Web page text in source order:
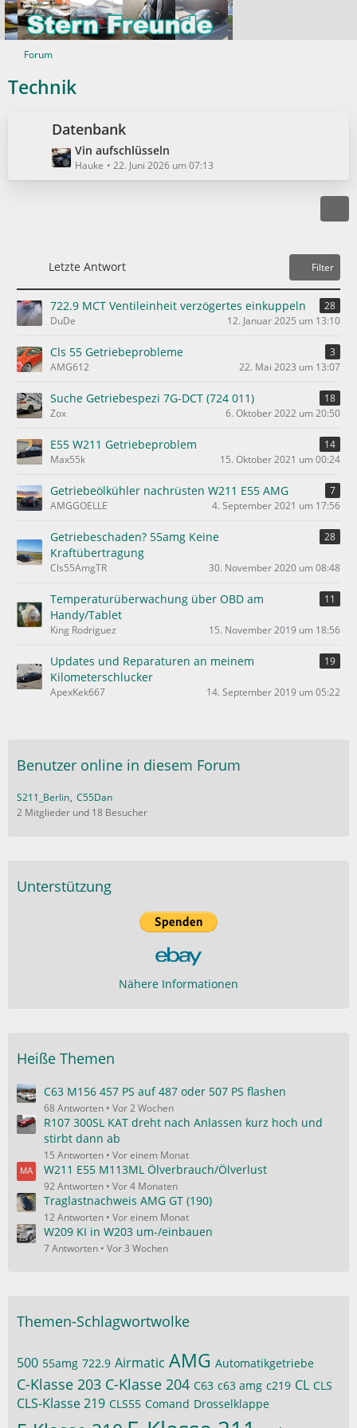
Forum
Technik
Datenbank
L
e
t
e
t
r
ä
e
Vin aufschlüsseln
Hauke 22. Juni 2026 um 07:13
Letzte Antwort Filter
722.9 MCT Ventileinheit verzögertes einkuppeln
28
DuDe
12. Januar 2025 um 13:10
Cls 55 Getriebeprobleme
3
AMG612
22. Mai 2023 um 13:07
Suche Getriebespezi 7G-DCT (724 011)
18
Zox
6. Oktober 2022 um 20:50
E55 W211 Getriebeproblem
14
Max55k
15. Oktober 2021 um 00:24
Getriebeölkühler nachrüsten W211 E55 AMG
7
AMGGOELLE
4. September 2021 um 17:56
Getriebeschaden? 55amg Keine
Kraftübertragung
28
Cls55AmgTR 30. November 2020 um 08:48
Temperaturüberwachung über OBD am
Handy/Tablet
11
King Rodriguez 15. November 2019 um 18:56
Updates und Reparaturen an meinem
Kilometerschlucker
19
ApexKek667 14. September 2019 um 05:22
Benutzer online in diesem Forum
S211_Berlin C55Dan
2 Mitglieder und 18 Besucher
Unterstützung
Nähere Informationen
Heiße Themen
C63 M156 457 PS auf 487 oder 507 PS flashen
68 Antworten Vor 2 Wochen
R107 300SL KAT dreht nach Anlassen kurz hoch und
stirbt dann ab
15 Antworten Vor einem Monat
W211 E55 M113ML Ölverbrauch/Ölverlust
92 Antworten Vor 4 Monaten
Traglastnachweis AMG GT (190)
12 Antworten Vor einem Monat
W209 KI in W203 um-/einbauen
7 Antworten Vor 3 Wochen
Themen-Schlagwortwolke
500 55amg 722.9 Airmatic AMG Automatikgetriebe
C-Klasse 203 C-Klasse 204 C63 c63 amg c219 CL CLS
CLS-Klasse 219 CLS55 Comand Drosselklappe